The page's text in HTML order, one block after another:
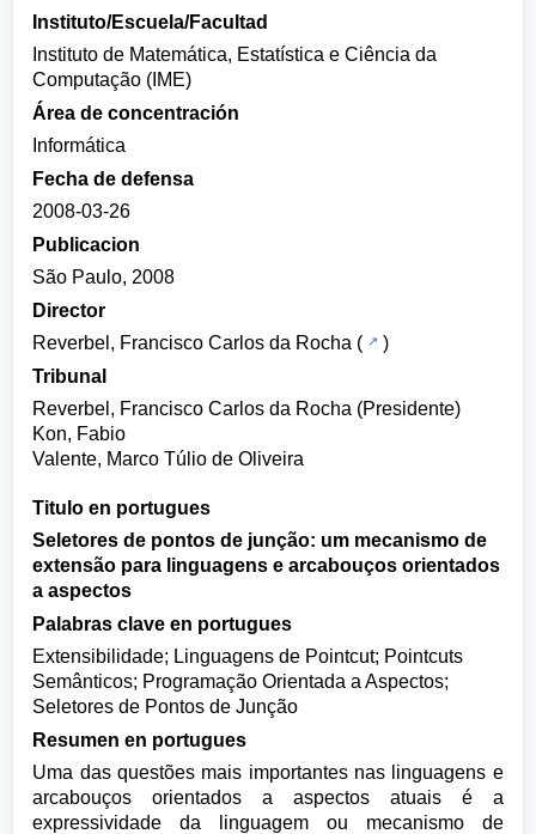
Instituto/Escuela/Facultad
Instituto de Matemática, Estatística e Ciência da
Computação (IME)
Área de concentración
Informática
Fecha de defensa
2008-03-26
Publicacion
São Paulo, 2008
Director
Reverbel, Francisco Carlos da Rocha (
)
Tribunal
Reverbel, Francisco Carlos da Rocha (Presidente)
Kon, Fabio
Valente, Marco Túlio de Oliveira
Titulo en portugues
Seletores de pontos de junção: um mecanismo de
extensão para linguagens e arcabouços orientados
a aspectos
Palabras clave en portugues
Extensibilidade; Linguagens de Pointcut; Pointcuts
Semânticos; Programação Orientada a Aspectos;
Seletores de Pontos de Junção
Resumen en portugues
Uma das questões mais importantes nas linguagens e
arcabouços orientados a aspectos atuais é a
expressividade da linguagem ou mecanismo de